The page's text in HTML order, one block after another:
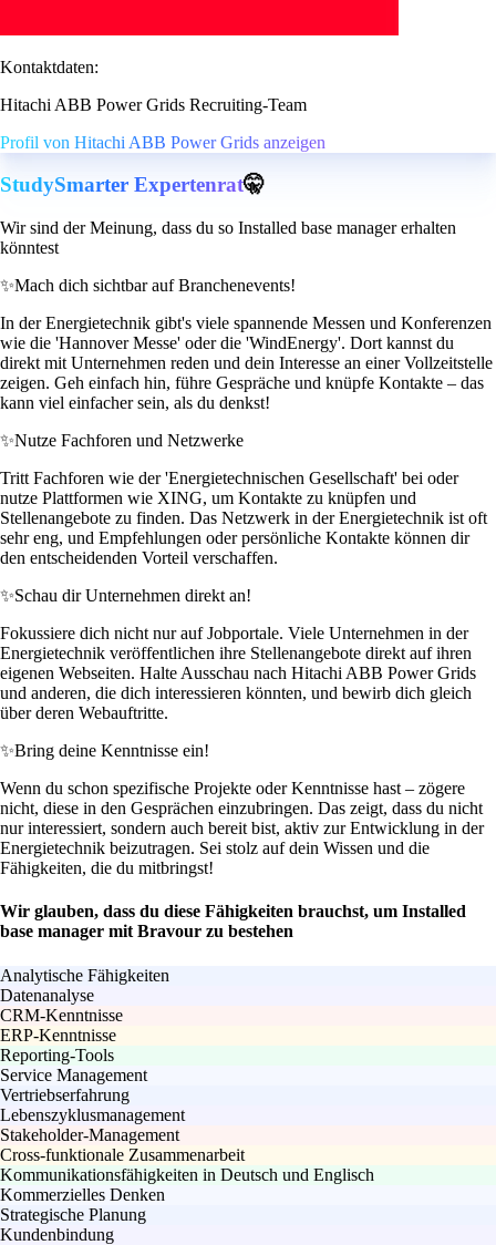
Kontaktdaten:
Hitachi ABB Power Grids Recruiting-Team
Profil von Hitachi ABB Power Grids anzeigen
StudySmarter Expertenrat🤫
Wir sind der Meinung, dass du so Installed base manager erhalten
könntest
✨Mach dich sichtbar auf Branchenevents!
In der Energietechnik gibt's viele spannende Messen und Konferenzen
wie die 'Hannover Messe' oder die 'WindEnergy'. Dort kannst du
direkt mit Unternehmen reden und dein Interesse an einer Vollzeitstelle
zeigen. Geh einfach hin, führe Gespräche und knüpfe Kontakte – das
kann viel einfacher sein, als du denkst!
✨Nutze Fachforen und Netzwerke
Tritt Fachforen wie der 'Energietechnischen Gesellschaft' bei oder
nutze Plattformen wie XING, um Kontakte zu knüpfen und
Stellenangebote zu finden. Das Netzwerk in der Energietechnik ist oft
sehr eng, und Empfehlungen oder persönliche Kontakte können dir
den entscheidenden Vorteil verschaffen.
✨Schau dir Unternehmen direkt an!
Fokussiere dich nicht nur auf Jobportale. Viele Unternehmen in der
Energietechnik veröffentlichen ihre Stellenangebote direkt auf ihren
eigenen Webseiten. Halte Ausschau nach Hitachi ABB Power Grids
und anderen, die dich interessieren könnten, und bewirb dich gleich
über deren Webauftritte.
✨Bring deine Kenntnisse ein!
Wenn du schon spezifische Projekte oder Kenntnisse hast – zögere
nicht, diese in den Gesprächen einzubringen. Das zeigt, dass du nicht
nur interessiert, sondern auch bereit bist, aktiv zur Entwicklung in der
Energietechnik beizutragen. Sei stolz auf dein Wissen und die
Fähigkeiten, die du mitbringst!
Wir glauben, dass du diese Fähigkeiten brauchst, um Installed
base manager mit Bravour zu bestehen
Analytische Fähigkeiten
Datenanalyse
CRM-Kenntnisse
ERP-Kenntnisse
Reporting-Tools
Service Management
Vertriebserfahrung
Lebenszyklusmanagement
Stakeholder-Management
Cross-funktionale Zusammenarbeit
Kommunikationsfähigkeiten in Deutsch und Englisch
Kommerzielles Denken
Strategische Planung
Kundenbindung